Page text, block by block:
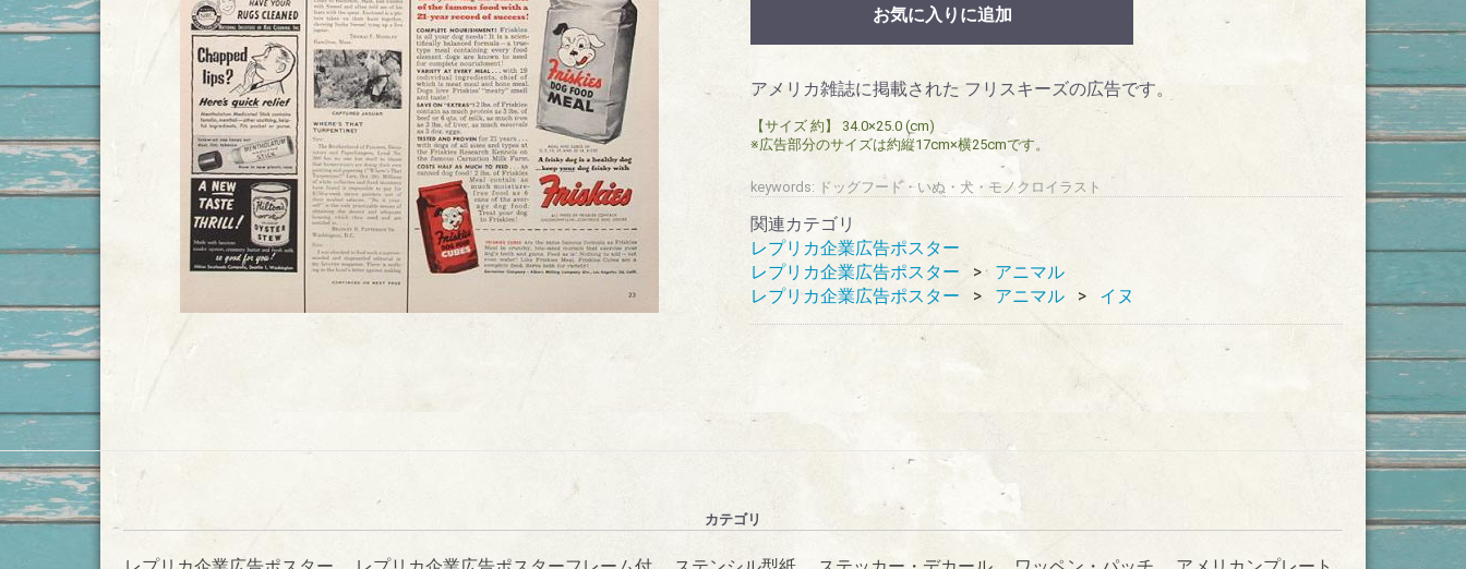
お気に入りに追加
アメリカ雑誌に掲載された フリスキーズの広告です。
【サイズ 約】 34.0×25.0 (cm)
※広告部分のサイズは約縦17cm×横25cmです。
keywords: ドッグフード・いぬ・犬・モノクロイラスト
関連カテゴリ
レプリカ企業広告ポスター
レプリカ企業広告ポスター
アニマル
レプリカ企業広告ポスター
アニマル イヌ
カテゴリ